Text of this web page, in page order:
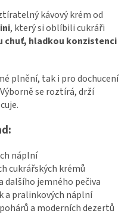
kávový krém od
, který si oblíbili cukráři
chuť, hladkou konzistenci
plnění, tak i pro dochucení
se roztírá, drží
náplní
cukrářských krémů
dalšího jemného pečiva
a pralinkových náplní
a moderních dezertů